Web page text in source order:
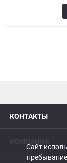
КОНТАКТЫ
Сайт